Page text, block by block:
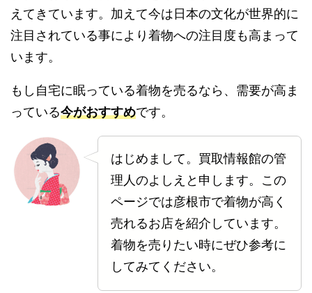
えてきています。加えて今は日本の文化が世界的に
注目されている事により着物への注目度も高まって
います。
もし自宅に眠っている着物を売るなら、需要が高ま
っている今がおすすめです。
はじめまして。買取情報館の管
理人のよしえと申します。この
ページでは彦根市で着物が高く
売れるお店を紹介しています。
着物を売りたい時にぜひ参考に
してみてください。